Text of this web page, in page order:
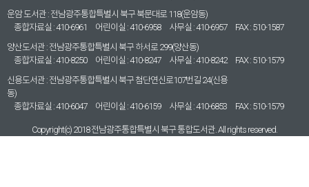
운암 도서관 : 전남광주통합특별시 북구 북문대로 118(운암동)
종합자료실 :410-6961 어린이실 :410-6958 사무실 :410-6957 FAX : 510-1587
양산도서관 : 전남광주통합특별시 북구 하서로 299(양산동)
종합자료실 :410-8250 어린이실 :410-8247 사무실 :410-8242 FAX : 510-1579
신용도서관 : 전남광주통합특별시 북구 첨단연신로107번길 24(신용
동)
종합자료실 :410-6047 어린이실 :410-6159 사무실 :410-6853 FAX : 510-1579
Copyright(c) 2018 전남광주통합특별시 북구 통합도서관. All rights reserved.